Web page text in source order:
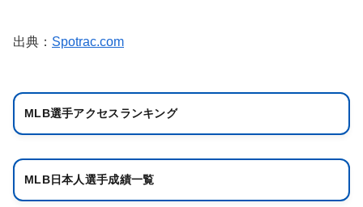
出典： Spotrac.com
MLB選手アクセスランキング
MLB日本人選手成績一覧